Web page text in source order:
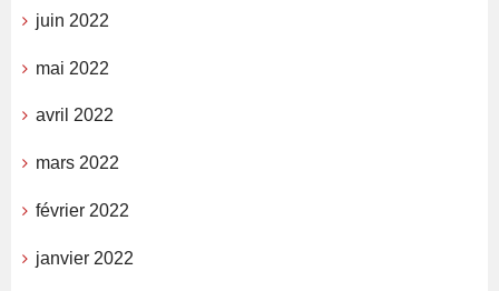
juin 2022
mai 2022
avril 2022
mars 2022
février 2022
janvier 2022